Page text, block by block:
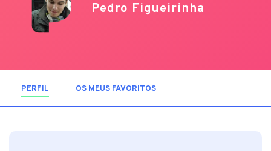
Pedro Figueirinha
PERFIL (SEPARADOR ATIVO)
OS MEUS FAVORITOS